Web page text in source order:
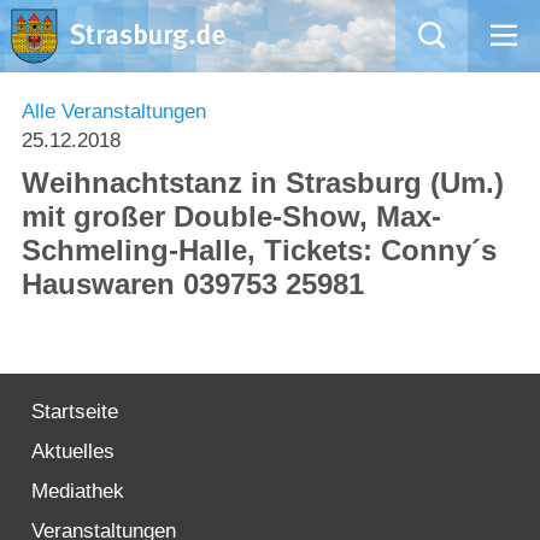
Mängelmeldung
Rathaus
Natur – Kultur – Tourismus
Willkommen in Strasburg (Uckermark)
Alle Veranstaltungen
25.12.2018
Weihnachtstanz in Strasburg (Um.)
mit großer Double-Show, Max-
Schmeling-Halle, Tickets: Conny´s
Hauswaren 039753 25981
Startseite
Aktuelles
Mediathek
Veranstaltungen